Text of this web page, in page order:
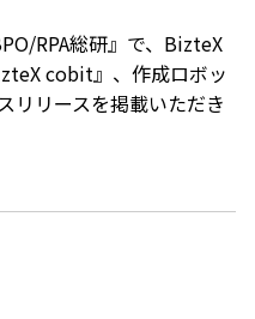
RPA総研』で、BizteX
cobit』、作成ロボッ
リリースを掲載いただき